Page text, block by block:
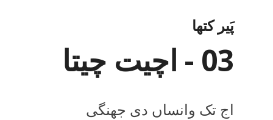
پَیر کتھا
03 - اچیت چیتا
اج تک وانساں دی جھنگی